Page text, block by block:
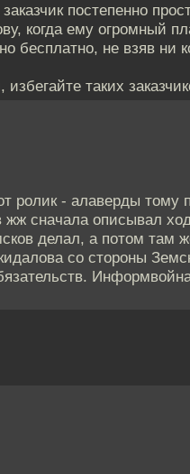
постепенно
когда ему огромный
бесплатно, не взяв ни
таких
ролик - алаверды тому
жж сначала описывал
делал, а потом там
со стороны